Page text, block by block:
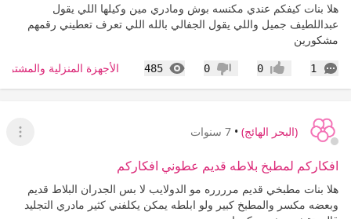
هلا بنات كيفكم عندي مكنسه بوش ومادري مين وكيلها اللي يقول
عبداللطيف جميل واللي يقول الجفالي بالله اللي تعرف تعطيني رقمهم
مشكورين
1
التعليقات إعجاب0 عدم إعجاب
0
485
المشاهدات الأجهزة المنزلية
(البحر الهائج) • 7 سنوات
عرض
افكاركم لمطبخ بلاطه قديم عطوني افكاركم
هلا بنات مطبخي قديم مرررره مو الدولايب لا بس الجدران البلاط قديم
وبعضه مكسر والمطبخ كبير ولو ابلطه يمكن يكلفني كثير مادري التجليد